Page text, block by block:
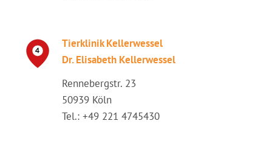
Tierklinik Kellerwessel
Dr. Elisabeth Kellerwessel
Rennebergstr. 23
50939 Köln
Tel.: +49 221 4745430